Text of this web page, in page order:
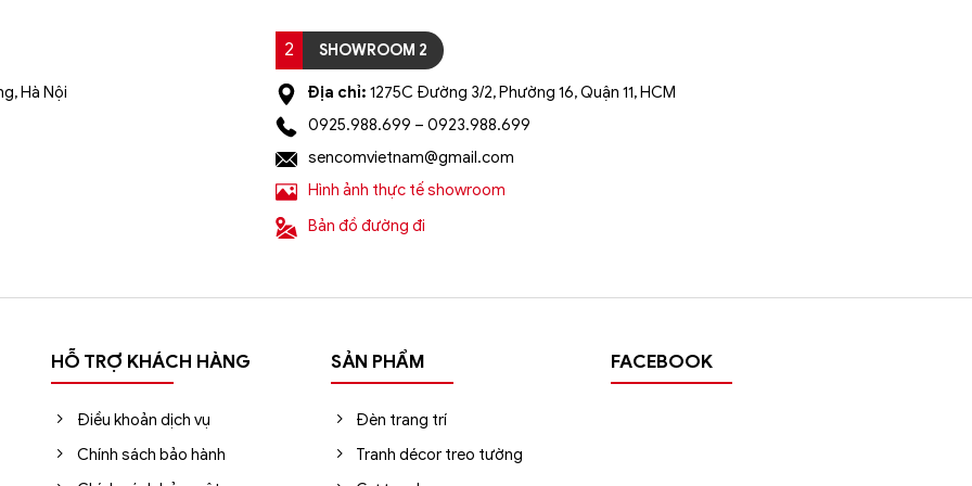
chuyển ngoại thành. Áp dụng đối với đơn hàng có giá trị trên
nhận của tổng đài viên trong vòng 2 tiếng. Quý khách vui
Hà Nội
2 SHOWROOM 2
Địa chỉ: 1275C Đường 3/2, Phường 16, Quận 11, HCM
0925.988.699 – 0923.988.699
sencomvietnam@gmail.com
Hình ảnh thực tế showroom
Bản đồ đường đi
HỖ TRỢ KHÁCH HÀNG
Điều khoản dịch vụ
Chính sách bảo hành
SẢN PHẨM
Đèn trang trí
Tranh décor treo tường
FACEBOOK